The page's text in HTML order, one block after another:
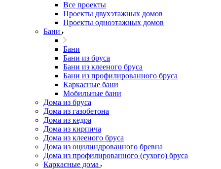
Все проекты
Проекты двухэтажных домов
Проекты одноэтажных домов
Бани
Бани
Бани из бруса
Бани из клееного бруса
Бани из профилированного бруса
Каркасные бани
Мобильные бани
Дома из бруса
Дома из газобетона
Дома из кедра
Дома из кирпича
Дома из клееного бруса
Дома из оцилиндрованного бревна
Дома из профилированного (сухого) бруса
Каркасные дома